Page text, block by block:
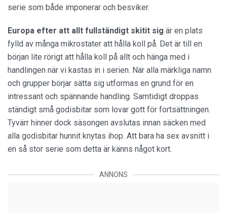
serie som både imponerar och besviker.
Europa efter att allt fullständigt skitit sig är en plats
fylld av många mikrostater att hålla koll på. Det är till en
början lite rörigt att hålla koll på allt och hänga med i
handlingen när vi kastas in i serien. När alla märkliga namn
och grupper börjar sätta sig utformas en grund för en
intressant och spännande handling. Samtidigt droppas
ständigt små godisbitar som lovar gott för fortsättningen.
Tyvärr hinner dock säsongen avslutas innan säcken med
alla godisbitar hunnit knytas ihop. Att bara ha sex avsnitt i
en så stor serie som detta är känns något kort.
ANNONS